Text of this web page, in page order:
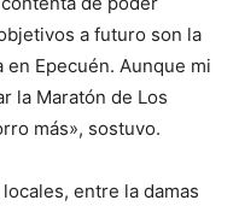
a futuro son la
Epecuén. Aunque mi
la Maratón de Los
más», sostuvo.
entre la damas